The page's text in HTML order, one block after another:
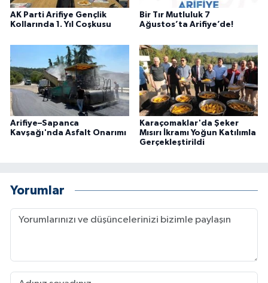
AK Parti Arifiye Gençlik
Kollarında 1. Yıl Coşkusu
Bir Tır Mutluluk 7
Ağustos’ta Arifiye’de!
Arifiye–Sapanca
Kavşağı'nda Asfalt Onarımı
Karaçomaklar'da Şeker
Mısırı İkramı Yoğun Katılımla
Gerçekleştirildi
Yorumlar